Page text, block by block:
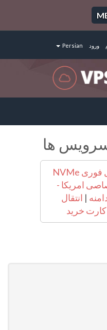
Persian ورود
ها
سرور مجازی تحویل فوری NVMe
امریکا -
| انتقال
خرید